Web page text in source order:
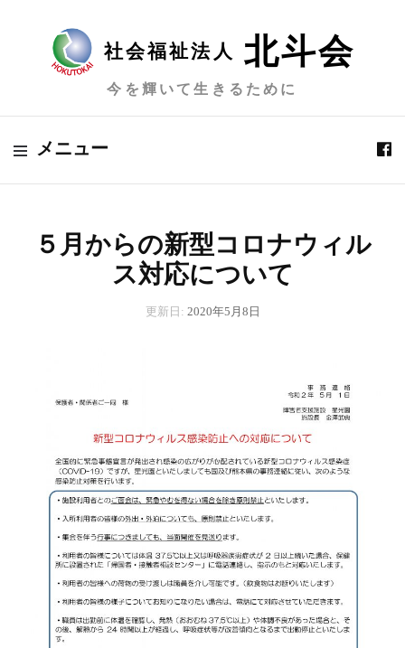
社会福祉法人 北斗会
今を輝いて生きるために
メニュー
５月からの新型コロナウィル
ス対応について
更新日: 2020年5月8日